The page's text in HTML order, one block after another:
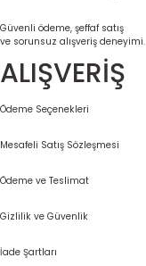
Güvenli ödeme, şeffaf satış
ve sorunsuz alışveriş deneyimi.
ALIŞVERİŞ
Ödeme Seçenekleri
Mesafeli Satış Sözleşmesi
Ödeme ve Teslimat
Gizlilik ve Güvenlik
İade Şartları